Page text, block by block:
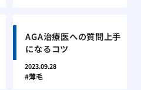
AGA治療医への質問上手
になるコツ
2023.09.28
薄毛